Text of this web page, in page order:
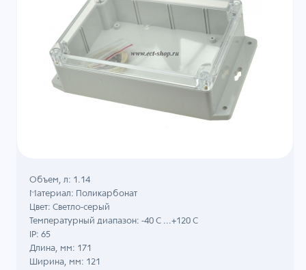
Объем, л: 1.14
Материал: Поликарбонат
Цвет: Светло-серый
Температурный диапазон: -40 C ...+120 C
IP: 65
Длина, мм: 171
Ширина, мм: 121